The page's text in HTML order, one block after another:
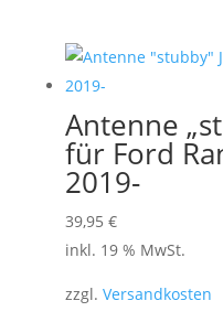
Antenne
für Ford
2019-
39,95 €
inkl. 19 % MwSt.
zzgl. Versandkosten